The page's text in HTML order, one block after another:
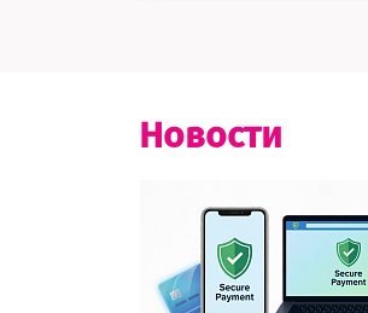
Новости